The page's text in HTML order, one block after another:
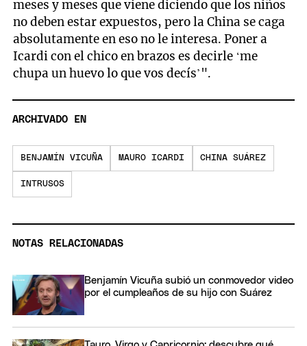
meses y meses que viene diciendo que los niños
no deben estar expuestos, pero la China se caga
absolutamente en eso no le interesa. Poner a
Icardi con el chico en brazos es decirle ‘me
chupa un huevo lo que vos decís’".
ARCHIVADO EN
BENJAMÍN VICUÑA MAURO ICARDI CHINA SUÁREZ
INTRUSOS
NOTAS RELACIONADAS
Benjamín Vicuña subió un conmovedor video
por el cumpleaños de su hijo con Suárez